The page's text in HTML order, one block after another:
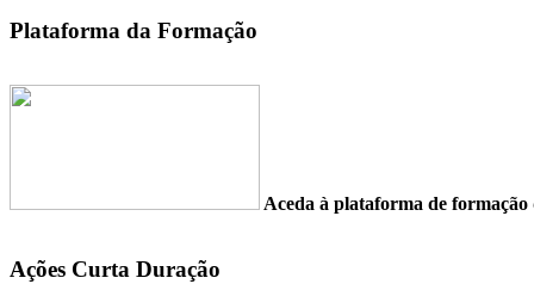
Plataforma da Formação
Aceda à plataforma de
Ações Curta Duração